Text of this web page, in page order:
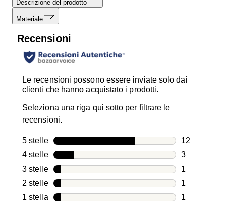
Descrizione del prodotto
Materiale
Recensioni
Le recensioni possono essere inviate solo dai
clienti che hanno acquistato i prodotti.
Seleziona una riga qui sotto per filtrare le
recensioni.
5 stellestelle
12
12
4 stellestelle
3
3
3 stellestelle
1
1
2 stellestelle
1
1
1 stellastelle
1